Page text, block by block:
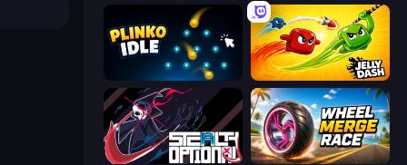
Plinko Idle Jelly Dash
Stealth Optional Wheel Merge Race